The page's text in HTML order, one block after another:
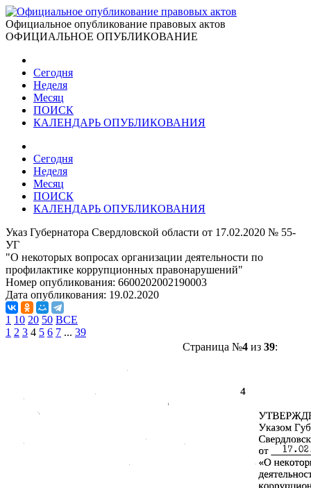
Официальное опубликование правовых актов
ОФИЦИАЛЬНОЕ ОПУБЛИКОВАНИЕ
Сегодня
Неделя
Месяц
ПОИСК
КАЛЕНДАРЬ ОПУБЛИКОВАНИЯ
Сегодня
Неделя
Месяц
ПОИСК
КАЛЕНДАРЬ ОПУБЛИКОВАНИЯ
Указ Губернатора Свердловской области от 17.02.2020 № 55-
УГ
"О некоторых вопросах организации деятельности по
профилактике коррупционных правонарушений"
Номер опубликования: 6600202002190003
Дата опубликования: 19.02.2020
1 10 20 50 ВСЕ
1 2 3 4 5 6 7 ... 39
Страница №4из 39: